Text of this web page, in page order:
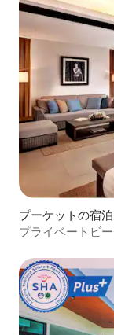
プーケットの宿
プライベートビ